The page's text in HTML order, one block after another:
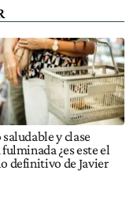
y clase
¿es este el
definitivo de Javier